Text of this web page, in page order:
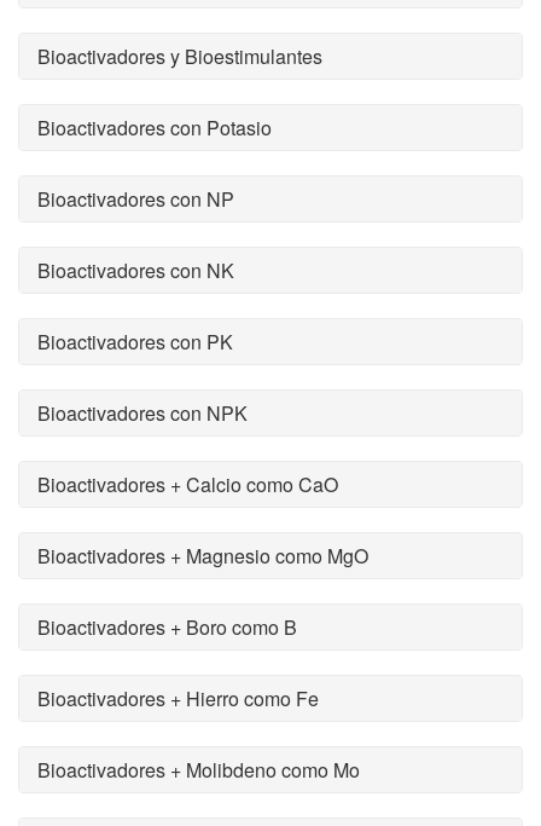
Bioactivadores y Bioestimulantes
Bioactivadores con Potasio
Bioactivadores con NP
Bioactivadores con NK
Bioactivadores con PK
Bioactivadores con NPK
Bioactivadores + Calcio como CaO
Bioactivadores + Magnesio como MgO
Bioactivadores + Boro como B
Bioactivadores + Hierro como Fe
Bioactivadores + Molibdeno como Mo